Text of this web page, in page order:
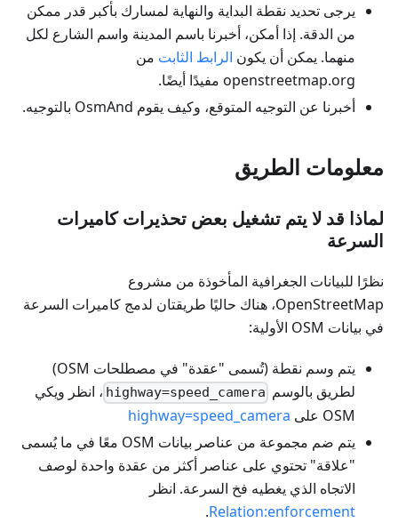
يرجى تحديد نقطة البداية والنهاية لمسارك بأكبر قدر ممكن
من الدقة. إذا أمكن، أخبرنا باسم المدينة واسم الشارع لكل
منهما. يمكن أن يكون الرابط الثابت من
openstreetmap.org مفيدًا أيضًا.
أخبرنا عن التوجيه المتوقع، وكيف يقوم OsmAnd بالتوجيه.
معلومات الطريق
لماذا قد لا يتم تشغيل بعض تحذيرات كاميرات
السرعة
نظرًا للبيانات الجغرافية المأخوذة من مشروع
OpenStreetMap، هناك حاليًا طريقتان لدمج كاميرات السرعة
في بيانات OSM الأولية:
يتم وسم نقطة (تُسمى "عقدة" في مصطلحات OSM)
لطريق بالوسم highway=speed_camera ، انظر ويكي
OSM على
highway=speed_camera
يتم ضم مجموعة من عناصر بيانات OSM معًا في ما يُسمى
"علاقة" تحتوي على عناصر أكثر من عقدة واحدة لوصف
الاتجاه الذي يغطيه فخ السرعة. انظر
Relation:enforcement
.